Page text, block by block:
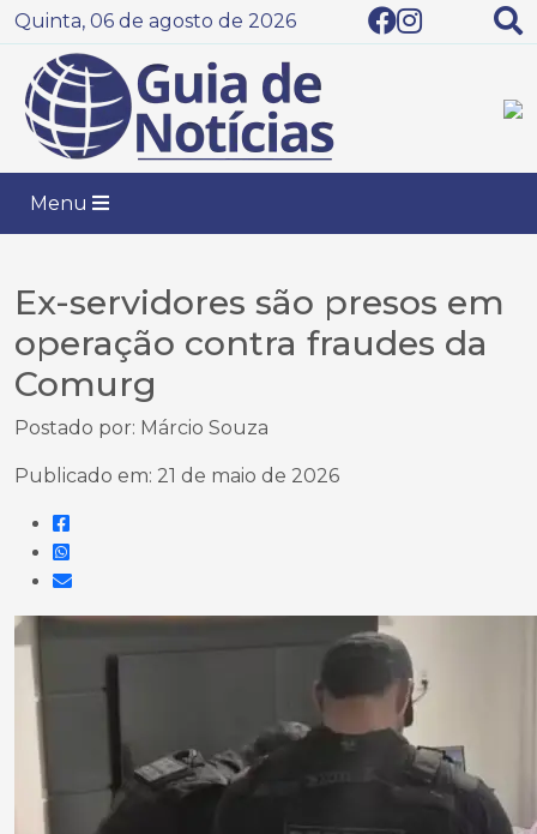
Quinta, 06 de agosto de 2026
Menu
Ex-servidores são presos em
operação contra fraudes da
Comurg
Postado por: Márcio Souza
Publicado em: 21 de maio de 2026